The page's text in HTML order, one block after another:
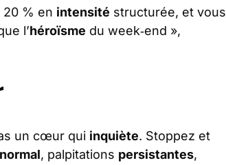
20 % en intensité structurée, et vous
l’héroïsme du week‑end »,
un cœur qui inquiète. Stoppez et
, palpitations persistantes,